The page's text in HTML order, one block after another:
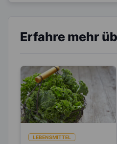
Erfahre mehr
LEBENSMITTEL